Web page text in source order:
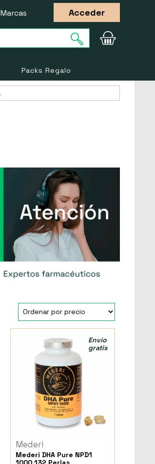
Marcas Acceder
Packs Regalo
.
Mederi
Mederi DHA Pure NPD1
Envío
gratis